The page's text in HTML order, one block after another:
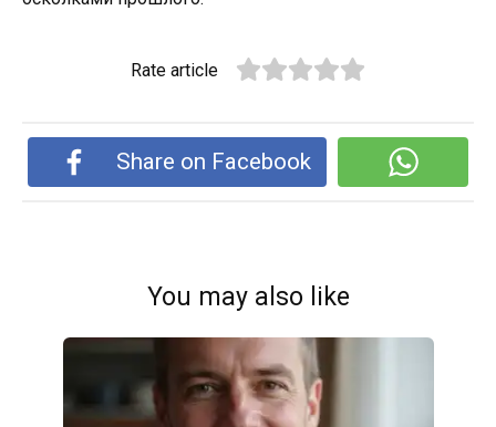
Rate article
Share on Facebook
You may also like